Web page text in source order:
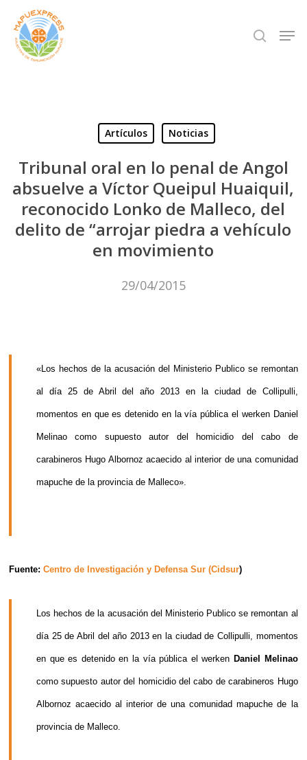
Skip
main
search
Artículos Noticias
Tribunal oral en lo penal de Angol
absuelve a Víctor Queipul Huaiquil,
reconocido Lonko de Malleco, del
delito de “arrojar piedra a vehículo
en movimiento
29/04/2015
«Los hechos de la acusación del Ministerio Publico se remontan
al día 25 de Abril del año 2013 en la ciudad de Collipulli,
momentos en que es detenido en la vía pública el werken Daniel
Melinao como supuesto autor del homicidio del cabo de
carabineros Hugo Albornoz acaecido al interior de una comunidad
mapuche de la provincia de Malleco».
Fuente:Centro de Investigación y Defensa Sur (Cidsur)
Los hechos de la acusación del Ministerio Publico se remontan al
día 25 de Abril del año 2013 en la ciudad de Collipulli, momentos
en que es detenido en la vía pública el werken Daniel Melinao
como supuesto autor del homicidio del cabo de carabineros Hugo
Albornoz acaecido al interior de una comunidad mapuche de la
provincia de Malleco.
Close